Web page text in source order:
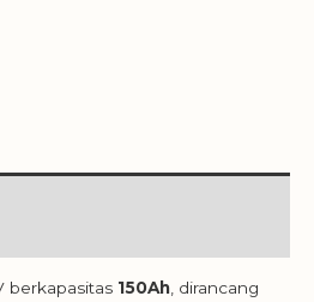
berkapasitas 150Ah , dirancang